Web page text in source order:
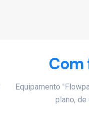
Com
Equipamento
plano, de